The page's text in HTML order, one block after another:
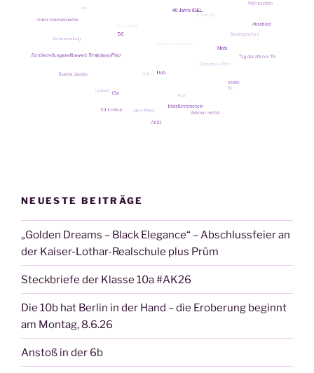
NEUESTE BEITRÄGE
„Golden Dreams – Black Elegance“ – Abschlussfeier an
der Kaiser-Lothar-Realschule plus Prüm
Steckbriefe der Klasse 10a #AK26
Die 10b hat Berlin in der Hand – die Eroberung beginnt
am Montag, 8.6.26
Anstoß in der 6b